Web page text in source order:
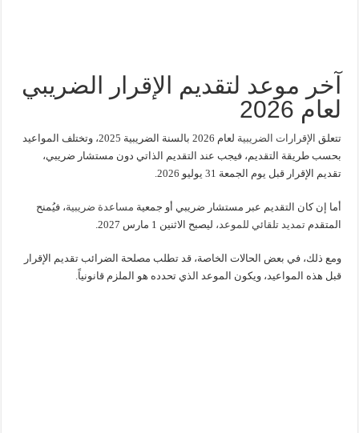
آخر موعد لتقديم الإقرار الضريبي
لعام 2026
تتعلق الإقرارات الضريبية
لعام 2026 بالسنة الضريبية 2025، وتختلف المواعيد
بحسب طريقة التقديم، فيجب عند التقديم الذاتي دون مستشار ضريبي،
تقديم الإقرار قبل يوم الجمعة 31 يوليو 2026.
أما إن كان التقديم عبر مستشار ضريبي أو جمعية مساعدة ضريبية، فيُمنح
المتقدم تمديد تلقائي للموعد، ليصبح الاثنين 1 مارس 2027.
ومع ذلك، في بعض الحالات الخاصة، قد تطلب مصلحة الضرائب تقديم الإقرار
قبل هذه المواعيد، ويكون الموعد الذي تحدده هو الملزم قانونياً.